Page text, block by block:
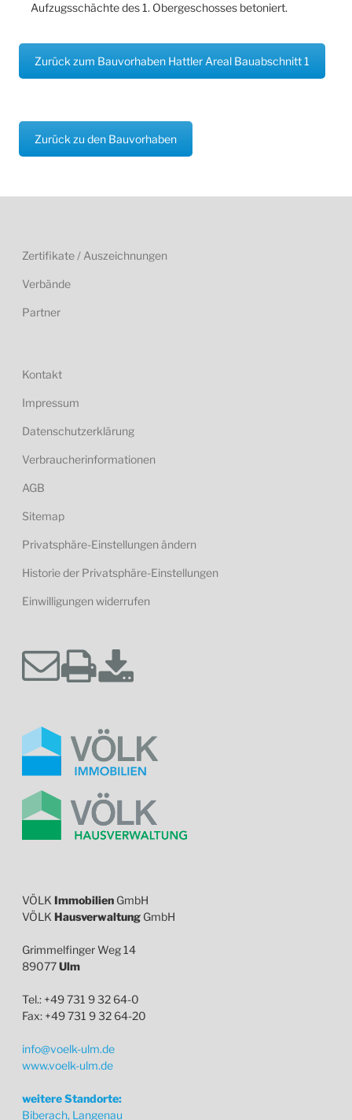
Aufzugsschächte des 1. Obergeschosses betoniert.
Zurück zum Bauvorhaben Hattler Areal Bauabschnitt 1
Zurück zu den Bauvorhaben
Zertifikate / Auszeichnungen
Verbände
Partner
Kontakt
Impressum
Datenschutzerklärung
Verbraucherinformationen
AGB
Sitemap
Privatsphäre-Einstellungen ändern
Historie der Privatsphäre-Einstellungen
Einwilligungen widerrufen
VÖLK Immobilien GmbH
VÖLK Hausverwaltung GmbH
Grimmelfinger Weg 14
89077Ulm
Tel.: +49 731 9 32 64-0
Fax: +49 731 9 32 64-20
info@voelk-ulm.de
www.voelk-ulm.de
weitere Standorte:
Biberach, Langenau